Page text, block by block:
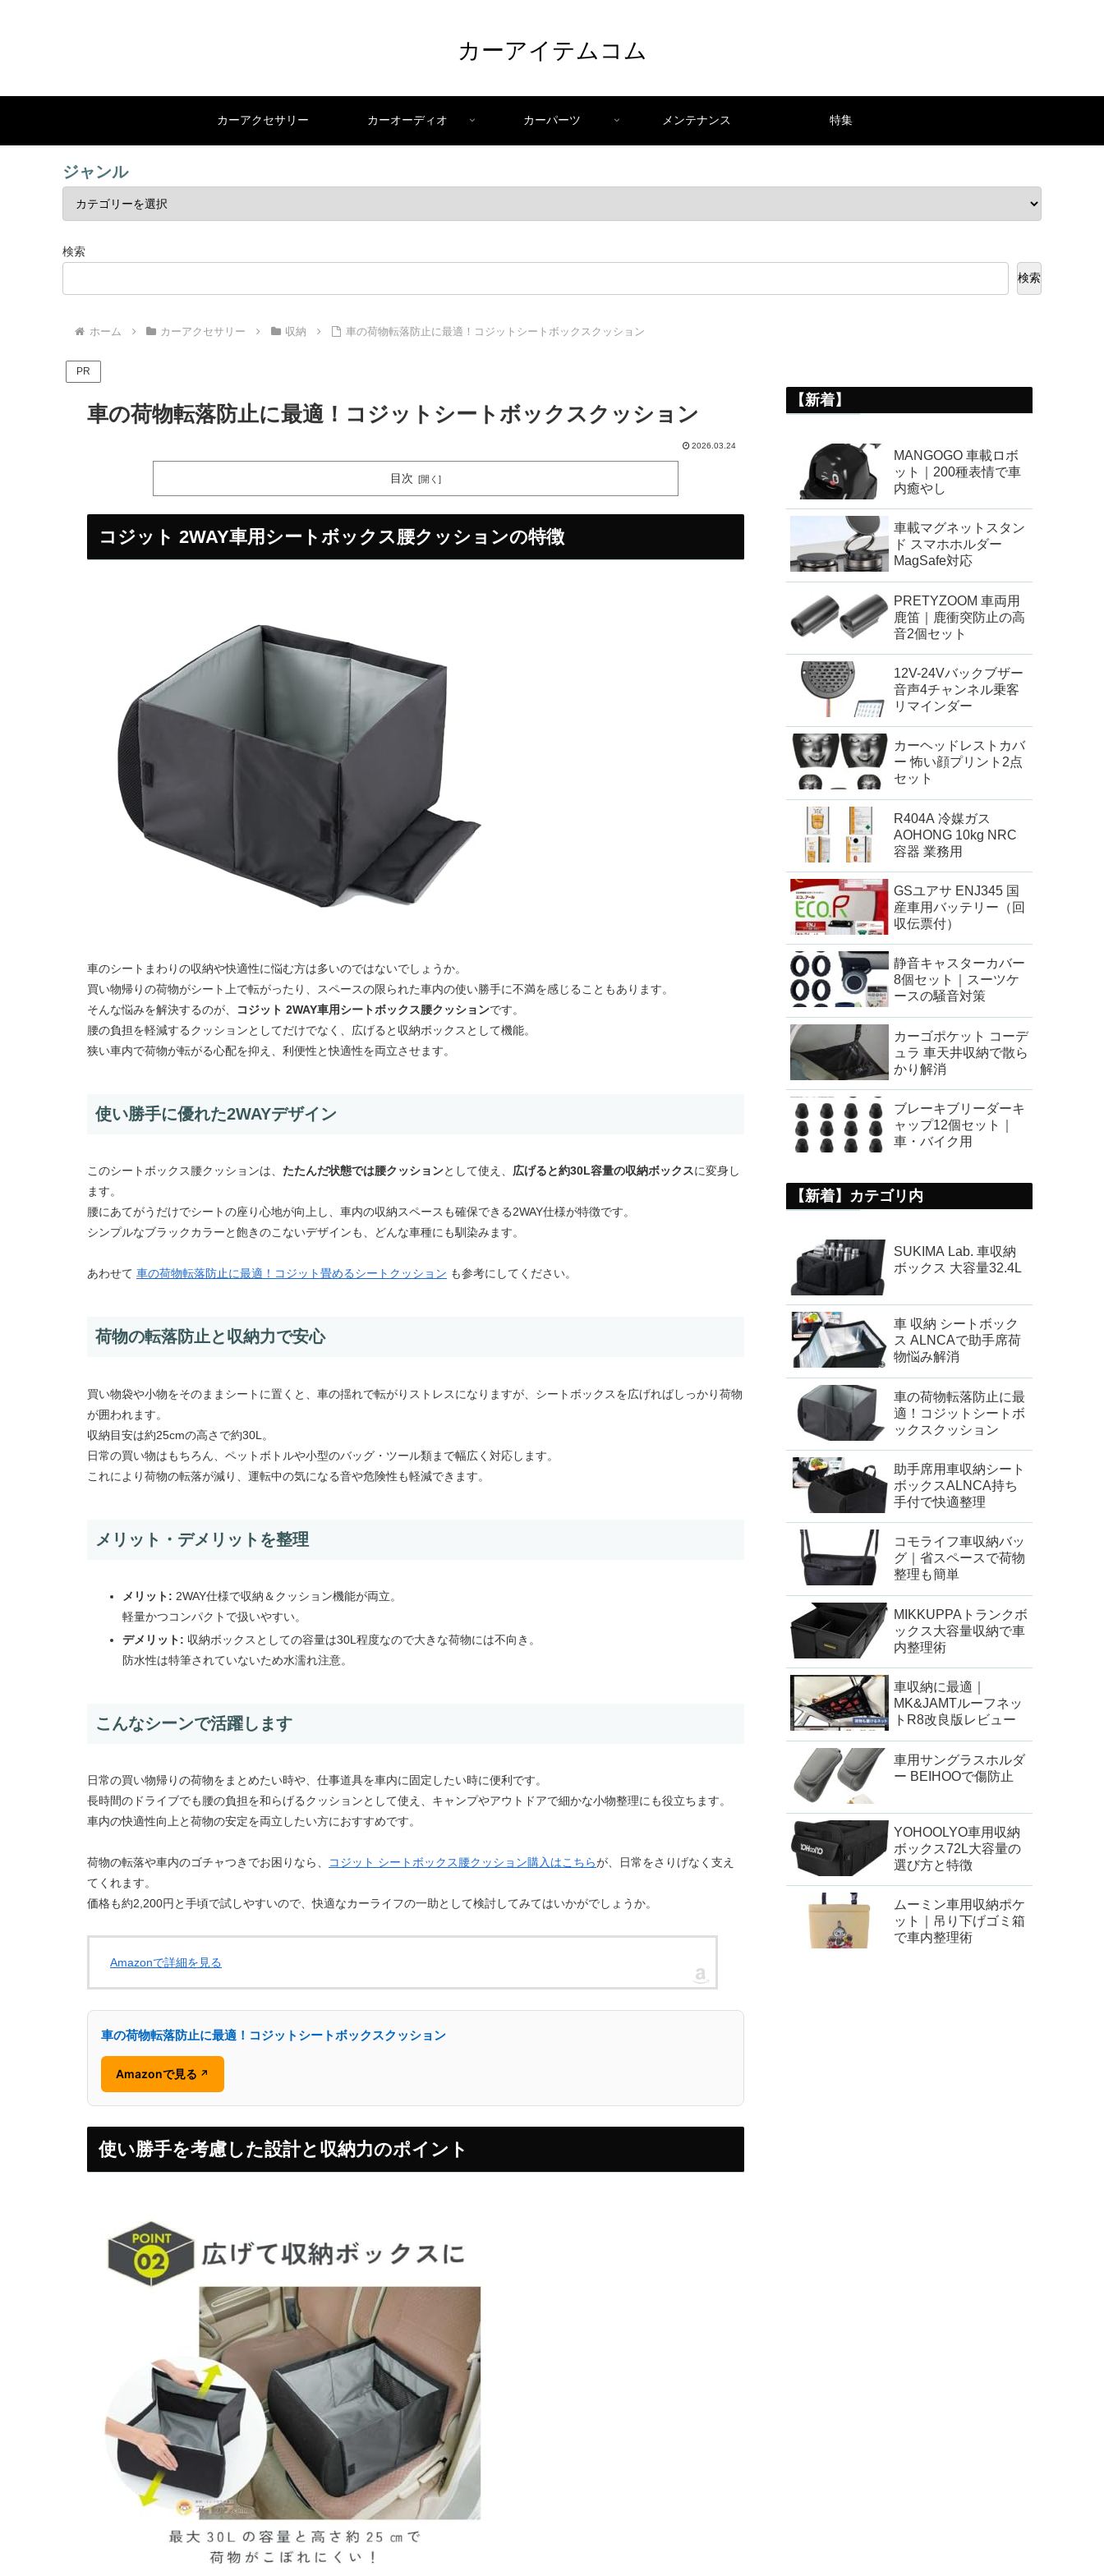
カーアイテムコム
カーアクセサリー カーオーディオ カーパーツ メンテナンス 特集
ジャンル
検索
検索
ホーム カーアクセサリー 収納 車の荷物転落防止に最適！コジットシートボックスクッション
PR
車の荷物転落防止に最適！コジットシートボックスクッション
2026.03.24
目次
コジット 2WAY車用シートボックス腰クッションの特徴
車のシートまわりの収納や快適性に悩む方は多いのではないでしょうか。
買い物帰りの荷物がシート上で転がったり、スペースの限られた車内の使い勝手に不満を感じることもあります。
そんな悩みを解決するのが、
コジット 2WAY車用シートボックス腰クッションです。
腰の負担を軽減するクッションとしてだけでなく、広げると収納ボックスとして機能。
狭い車内で荷物が転がる心配を抑え、利便性と快適性を両立させます。
使い勝手に優れた2WAYデザイン
このシートボックス腰クッションは、 たたんだ状態では腰クッションとして使え、 広げると約30L容量の収納ボックスに変身し
ます。
腰にあてがうだけでシートの座り心地が向上し、車内の収納スペースも確保できる2WAY仕様が特徴です。
シンプルなブラックカラーと飽きのこないデザインも、どんな車種にも馴染みます。
あわせて 車の荷物転落防止に最適！コジット畳めるシートクッション も参考にしてください。
荷物の転落防止と収納力で安心
買い物袋や小物をそのままシートに置くと、車の揺れで転がりストレスになりますが、シートボックスを広げればしっかり荷物
が囲われます。
収納目安は約25cmの高さで約30L。
日常の買い物はもちろん、ペットボトルや小型のバッグ・ツール類まで幅広く対応します。
これにより荷物の転落が減り、運転中の気になる音や危険性も軽減できます。
メリット・デメリットを整理
メリット: 2WAY仕様で収納＆クッション機能が両立。
軽量かつコンパクトで扱いやすい。
デメリット: 収納ボックスとしての容量は30L程度なので大きな荷物には不向き。
防水性は特筆されていないため水濡れ注意。
こんなシーンで活躍します
日常の買い物帰りの荷物をまとめたい時や、仕事道具を車内に固定したい時に便利です。
長時間のドライブでも腰の負担を和らげるクッションとして使え、キャンプやアウトドアで細かな小物整理にも役立ちます。
車内の快適性向上と荷物の安定を両立したい方におすすめです。
荷物の転落や車内のゴチャつきでお困りなら、 コジット シートボックス腰クッション購入はこちらが、日常をさりげなく支え
てくれます。
価格も約2,200円と手頃で試しやすいので、快適なカーライフの一助として検討してみてはいかがでしょうか。
Amazonで詳細を見る
車の荷物転落防止に最適！コジットシートボックスクッション
Amazonで見る ↗
使い勝手を考慮した設計と収納力のポイント
【新着】
MANGOGO 車載ロボ
ット｜200種表情で車
内癒やし
車載マグネットスタン
ド スマホホルダー
MagSafe対応
PRETYZOOM 車両用
鹿笛｜鹿衝突防止の高
音2個セット
12V-24Vバックブザー
音声4チャンネル乗客
リマインダー
カーヘッドレストカバ
ー 怖い顔プリント2点
セット
R404A 冷媒ガス
AOHONG 10kg NRC
容器 業務用
GSユアサ ENJ345 国
産車用バッテリー（回
収伝票付）
静音キャスターカバー
8個セット｜スーツケ
ースの騒音対策
カーゴポケット コーデ
ュラ 車天井収納で散ら
かり解消
ブレーキブリーダーキ
ャップ12個セット｜
車・バイク用
【新着】カテゴリ内
SUKIMA Lab. 車収納
ボックス 大容量32.4L
車 収納 シートボック
ス ALNCAで助手席荷
物悩み解消
車の荷物転落防止に最
適！コジットシートボ
ックスクッション
助手席用車収納シート
ボックスALNCA持ち
手付で快適整理
コモライフ車収納バッ
グ｜省スペースで荷物
整理も簡単
MIKKUPPAトランクボ
ックス大容量収納で車
内整理術
車収納に最適｜
MK&JAMTルーフネッ
トR8改良版レビュー
車用サングラスホルダ
ー BEIHOOで傷防止
YOHOOLYO車用収納
ボックス72L大容量の
選び方と特徴
ムーミン車用収納ポケ
ット｜吊り下げゴミ箱
で車内整理術